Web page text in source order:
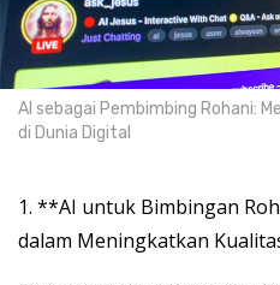
AI sebagai Pembimbing Rohani:
di Dunia Digital
1. **AI untuk Bimbingan
dalam Meningkatkan